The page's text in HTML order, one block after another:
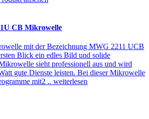
CB Mikrowelle
mit der Bezeichnung MWG 2211 UCB
Blick ein edles Bild und solide
sieht professionell aus und wird
gute Dienste leisten. Bei dieser Mikrowelle
mit2 .. weiterlesen